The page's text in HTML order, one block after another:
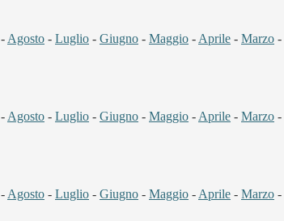
- Agosto - Luglio - Giugno - Maggio - Aprile - Marzo -
- Agosto - Luglio - Giugno - Maggio - Aprile - Marzo -
- Agosto - Luglio - Giugno - Maggio - Aprile - Marzo -